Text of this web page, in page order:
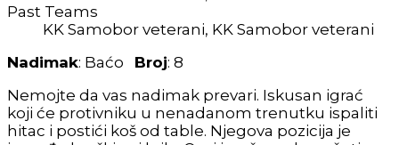
Past Teams
KK Samobor veterani, KK Samobor veterani
Nadimak: Baćo Broj: 8
Nemojte da vas nadimak prevari. Iskusan igrać
koji će protivniku u nenadanom trenutku ispaliti
hitac i postići koš od table. Njegova pozicija je